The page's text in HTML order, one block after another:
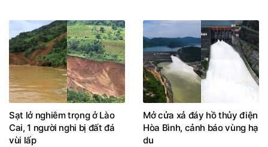
Sạt lở nghiêm trọng ở Lào
Cai, 1 người nghi bị đất đá
vùi lấp
Mở cửa xả đáy hồ thủy điện
Hòa Bình, cảnh báo vùng hạ
du